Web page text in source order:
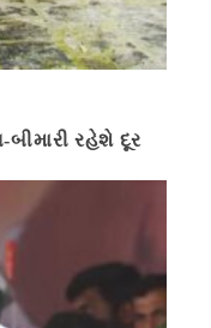
બીમારી રહેશે દૂર